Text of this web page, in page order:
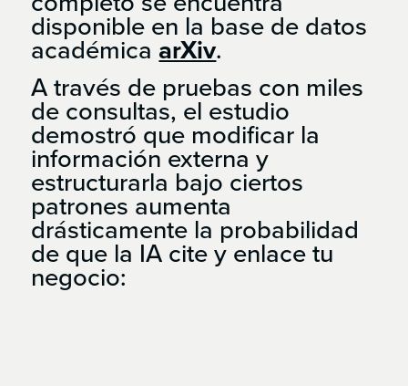
disponible en la base de datos
académica arXiv.
A través de pruebas con miles
de consultas, el estudio
demostró que modificar la
información externa y
estructurarla bajo ciertos
patrones aumenta
drásticamente la probabilidad
de que la IA cite y enlace tu
negocio: